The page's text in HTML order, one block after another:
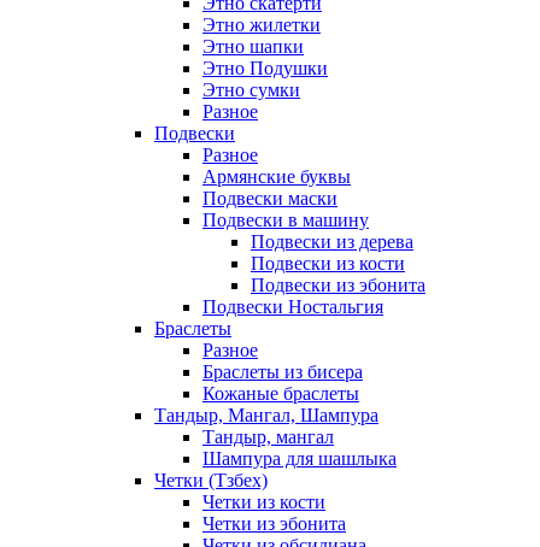
Этно жилетки
Этно шапки
Этно Подушки
Этно сумки
Разное
Подвески
Разное
Армянские буквы
Подвески маски
Подвески в машину
Подвески из дерева
Подвески из кости
Подвески из эбонита
Подвески Ностальгия
Браслеты
Разное
Браслеты из бисера
Кожаные браслеты
Тандыр, Мангал, Шампура
Тандыр, мангал
Шампура для шашлыка
Четки (Тзбех)
Четки из кости
Четки из эбонита